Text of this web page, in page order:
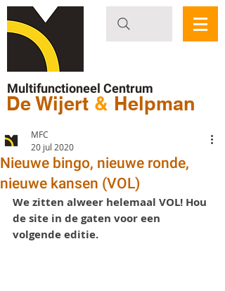
Multifunctioneel Centrum
De Wijert & Helpman
Nieuwe bingo, nieuwe ronde,
nieuwe kansen (VOL)
MFC
20 jul 2020
We zitten alweer helemaal VOL! Hou
de site in de gaten voor een
volgende editie.